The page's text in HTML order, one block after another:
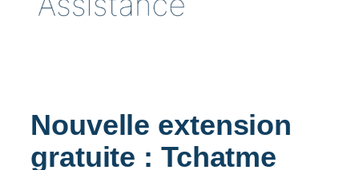
Nouvelle extension
gratuite : Tchatme